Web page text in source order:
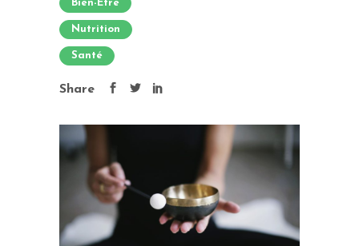
Bien-Être
Nutrition
Santé
Share